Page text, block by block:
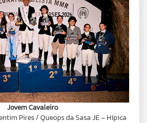
Jovem Cavaleiro
Pires / Queops da Sasa JE – Hípica